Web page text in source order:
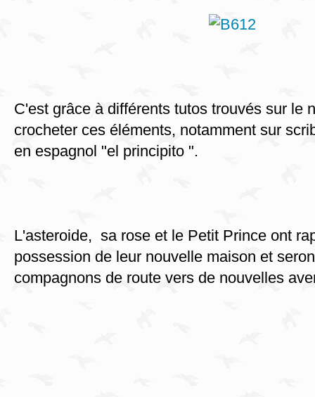
C'est grâce à différents tutos trouvés sur le
crocheter ces éléments, notamment sur
en espagnol "el principito ".
L'asteroide, sa rose et le Petit Prince ont
possession de leur nouvelle maison et
compagnons de route vers de nouvelles